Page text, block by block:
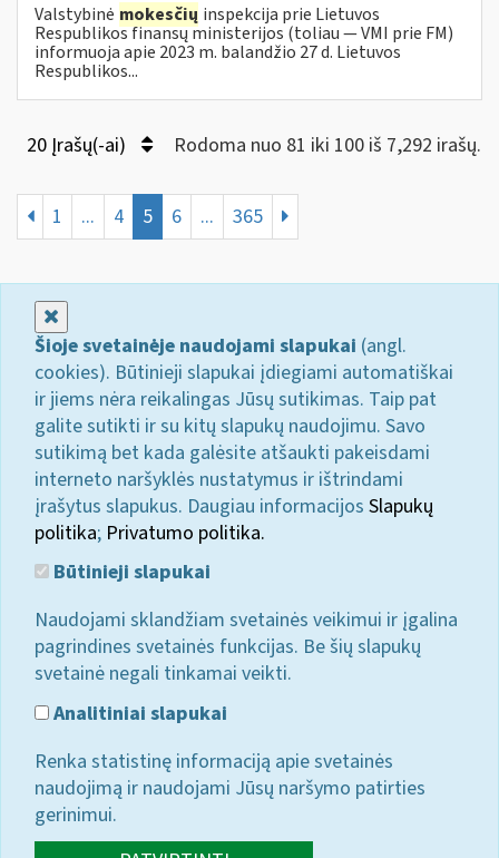
Valstybinė mokesčių inspekcija prie Lietuvos
Respublikos finansų ministerijos (toliau — VMI prie FM)
informuoja apie 2023 m. balandžio 27 d. Lietuvos
Respublikos...
20 Įrašų(-ai) Rodoma nuo 81 iki 100 iš 7,292 irašų.
1 ... 4 5 6 ... 365
Šioje svetainėje naudojami slapukai (angl.
cookies). Būtinieji slapukai įdiegiami automatiškai
ir jiems nėra reikalingas Jūsų sutikimas. Taip pat
galite sutikti ir su kitų slapukų naudojimu. Savo
sutikimą bet kada galėsite atšaukti pakeisdami
interneto naršyklės nustatymus ir ištrindami
įrašytus slapukus. Daugiau informacijos Slapukų
politika; Privatumo politika.
Būtinieji slapukai
Naudojami sklandžiam svetainės veikimui ir įgalina
pagrindines svetainės funkcijas. Be šių slapukų
svetainė negali tinkamai veikti.
Analitiniai slapukai
Renka statistinę informaciją apie svetainės
naudojimą ir naudojami Jūsų naršymo patirties
gerinimui.